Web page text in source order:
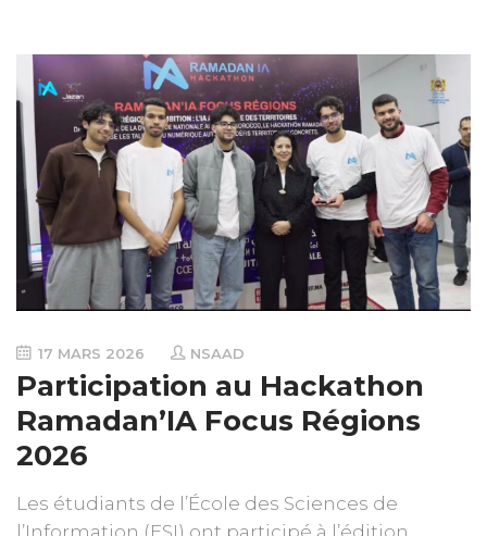
17 MARS 2026 NSAAD
Participation au Hackathon
Ramadan’IA Focus Régions
2026
Les étudiants de l’École des Sciences de